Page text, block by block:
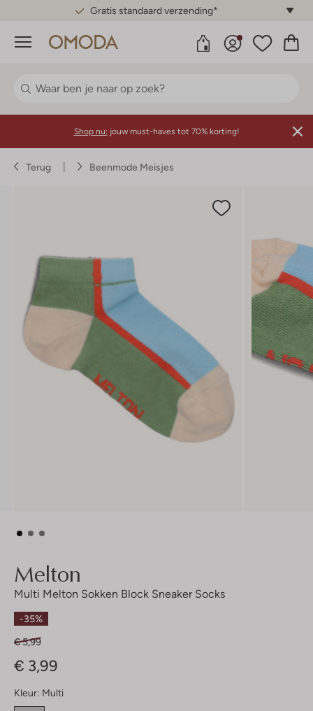
Gratis standaard verzending*
Menu
Shop nu: jouw must-haves tot 70% korting!
Terug Beenmode Meisjes
Melton
Multi Melton Sokken Block Sneaker Socks
-35%
€ 5,99
€ 3,99
Kleur: Multi